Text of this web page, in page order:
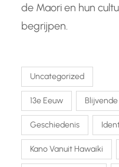
de Maori en hun
begrijpen.
Uncategorized
13e Eeuw
Geschiedenis
Kano Vanuit Hawaiki